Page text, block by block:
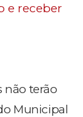
e receber
não terão
Municipal